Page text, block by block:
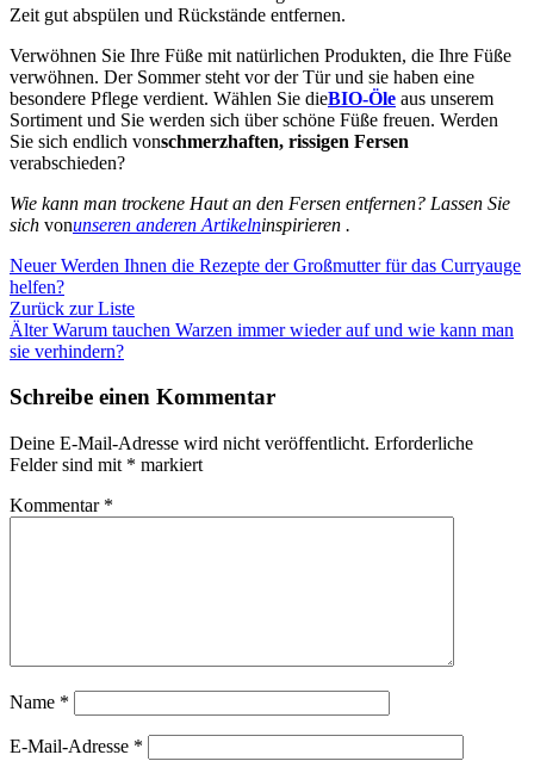
Zeit gut abspülen und Rückstände entfernen.
Verwöhnen Sie Ihre Füße mit natürlichen Produkten, die Ihre Füße
verwöhnen. Der Sommer steht vor der Tür und sie haben eine
besondere Pflege verdient. Wählen Sie dieBIO-Öle aus unserem
Sortiment und Sie werden sich über schöne Füße freuen. Werden
Sie sich endlich vonschmerzhaften, rissigen Fersen
verabschieden?
Wie kann man trockene Haut an den Fersen entfernen? Lassen Sie
sich vonunseren anderen Artikelninspirieren .
Neuer Werden Ihnen die Rezepte der Großmutter für das Curryauge
helfen?
Zurück zur Liste
Älter Warum tauchen Warzen immer wieder auf und wie kann man
sie verhindern?
Schreibe einen Kommentar
Deine E-Mail-Adresse wird nicht veröffentlicht. Erforderliche
Felder sind mit * markiert
Kommentar *
Name *
E-Mail-Adresse *